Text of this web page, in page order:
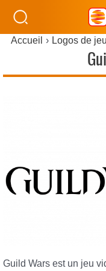
Accueil Logos de
Guild Wars est un jeu